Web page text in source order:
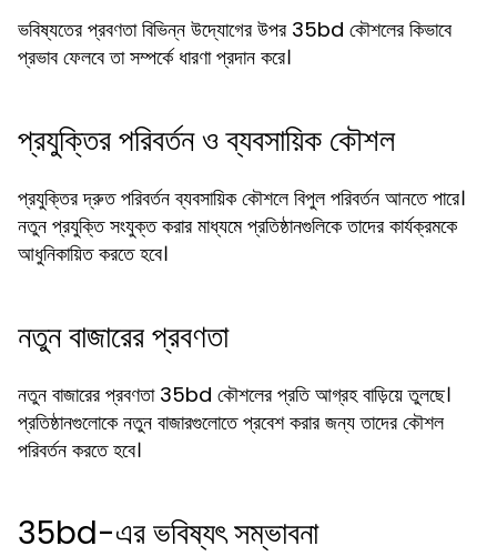
ভবিষ্যতের প্রবণতা বিভিন্ন উদ্যোগের উপর 35bd কৌশলের কিভাবে
প্রভাব ফেলবে তা সম্পর্কে ধারণা প্রদান করে।
প্রযুক্তির পরিবর্তন ও ব্যবসায়িক কৌশল
প্রযুক্তির দ্রুত পরিবর্তন ব্যবসায়িক কৌশলে বিপুল পরিবর্তন আনতে পারে।
নতুন প্রযুক্তি সংযুক্ত করার মাধ্যমে প্রতিষ্ঠানগুলিকে তাদের কার্যক্রমকে
আধুনিকায়িত করতে হবে।
নতুন বাজারের প্রবণতা
নতুন বাজারের প্রবণতা 35bd কৌশলের প্রতি আগ্রহ বাড়িয়ে তুলছে।
প্রতিষ্ঠানগুলোকে নতুন বাজারগুলোতে প্রবেশ করার জন্য তাদের কৌশল
পরিবর্তন করতে হবে।
35bd-এর ভবিষ্যৎ সম্ভাবনা